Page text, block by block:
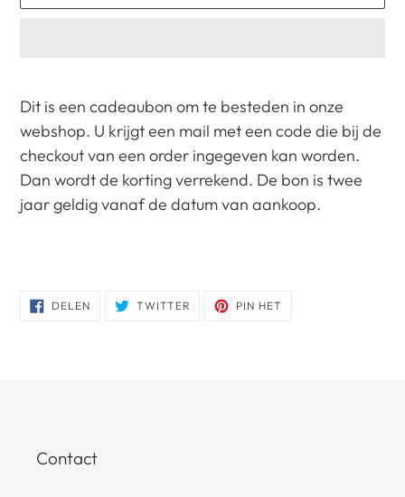
toegevoegen
aan
je
winkelwagen
Dit is een cadeaubon om te besteden in onze
webshop. U krijgt een mail met een code die bij de
checkout van een order ingegeven kan worden.
Dan wordt de korting verrekend. De bon is twee
jaar geldig vanaf de datum van aankoop.
DELENDELEN
OP
TWITTER TWITTERENPIN HET
Contact